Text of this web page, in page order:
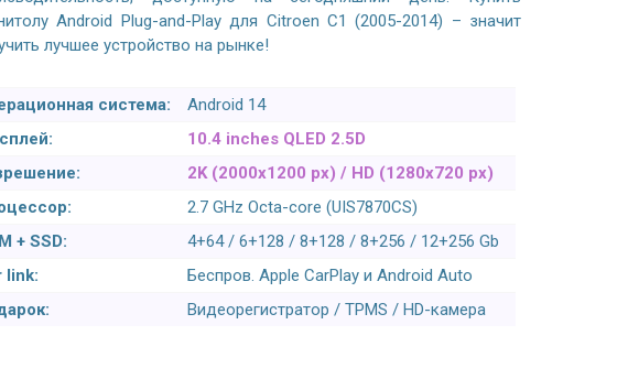
Android Plug-and-Play для Citroen C1 (2005-2014) – значит
лучшее устройство на рынке!
система:
Android 14
10.4 inches QLED 2.5D
2K (2000x1200 px) / HD (1280x720 px)
2.7 GHz Octa-core (UIS7870CS)
+ SSD:
4+64 / 6+128 / 8+128 / 8+256 / 12+256 Gb
link:
Беспров. Apple CarPlay и Android Auto
Видеорегистратор / TPMS / HD-камера